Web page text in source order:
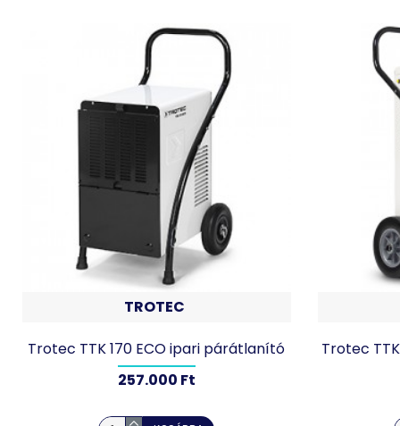
TROTEC
Trotec TTK 170 ECO ipari párátlanító
257.000 Ft
Trotec